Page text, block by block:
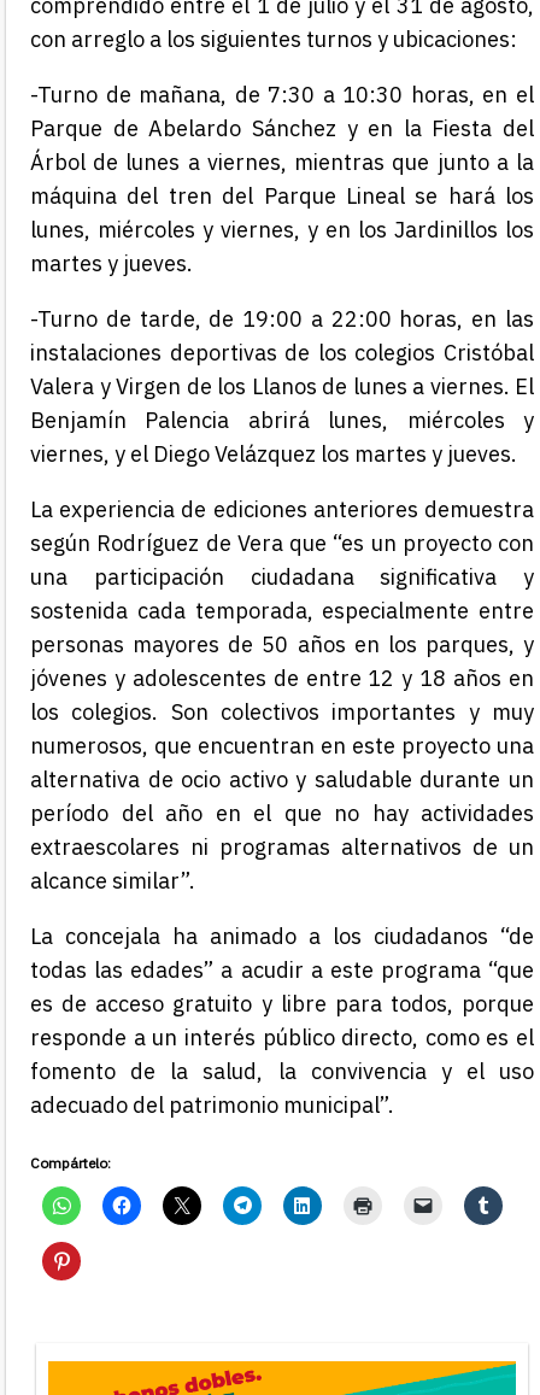
comprendido entre el 1 de julio y el 31 de agosto,
con arreglo a los siguientes turnos y ubicaciones:
-Turno de mañana, de 7:30 a 10:30 horas, en el
Parque de Abelardo Sánchez y en la Fiesta del
Árbol de lunes a viernes, mientras que junto a la
máquina del tren del Parque Lineal se hará los
lunes, miércoles y viernes, y en los Jardinillos los
martes y jueves.
-Turno de tarde, de 19:00 a 22:00 horas, en las
instalaciones deportivas de los colegios Cristóbal
Valera y Virgen de los Llanos de lunes a viernes. El
Benjamín Palencia abrirá lunes, miércoles y
viernes, y el Diego Velázquez los martes y jueves.
La experiencia de ediciones anteriores demuestra
según Rodríguez de Vera que “es un proyecto con
una participación ciudadana significativa y
sostenida cada temporada, especialmente entre
personas mayores de 50 años en los parques, y
jóvenes y adolescentes de entre 12 y 18 años en
los colegios. Son colectivos importantes y muy
numerosos, que encuentran en este proyecto una
alternativa de ocio activo y saludable durante un
período del año en el que no hay actividades
extraescolares ni programas alternativos de un
alcance similar”.
La concejala ha animado a los ciudadanos “de
todas las edades” a acudir a este programa “que
es de acceso gratuito y libre para todos, porque
responde a un interés público directo, como es el
fomento de la salud, la convivencia y el uso
adecuado del patrimonio municipal”.
Compártelo: